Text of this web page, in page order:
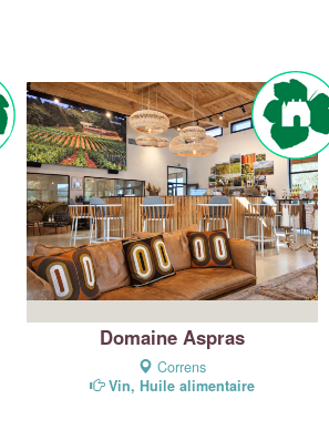
Domaine Aspras
Correns
Vin, Huile alimentaire